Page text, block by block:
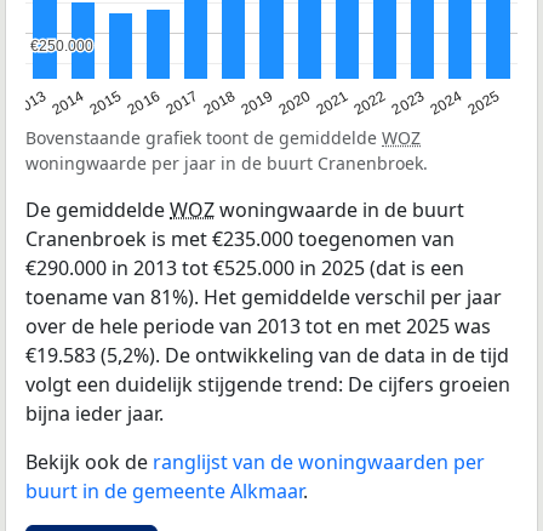
20132014201520162017 20182019 202020212022202320242025
€250.000
€250.000
Bovenstaande grafiek toont de gemiddelde WOZ
woningwaarde per jaar in de buurt Cranenbroek.
De gemiddeldeWOZwoningwaarde in de buurt
Cranenbroek is met €235.000 toegenomen van
€290.000 in 2013 tot €525.000 in 2025 (dat is een
toename van 81%). Het gemiddelde verschil per jaar
over de hele periode van 2013 tot en met 2025 was
€19.583 (5,2%). De ontwikkeling van de data in de tijd
volgt een duidelijk stijgende trend: De cijfers groeien
bijna ieder jaar.
Bekijk ook de ranglijst van de woningwaarden per
buurt in de gemeente Alkmaar.